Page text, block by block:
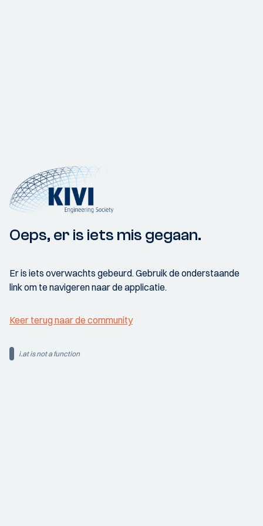
Oeps, er is iets mis gegaan.
Er is iets overwachts gebeurd. Gebruik de onderstaande
link om te navigeren naar de applicatie.
Keer terug naar de community
i.at is not a function